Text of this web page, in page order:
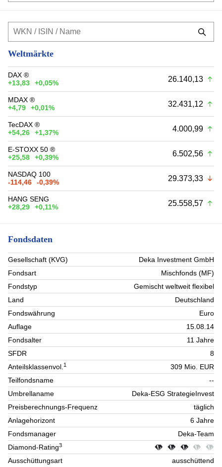
Weltmärkte
DAX ®
+13,83
+0,05% 26.140,13
MDAX ®
+4,79
+0,01% 32.431,12
TecDAX ®
+54,26
+1,37% 4.000,99
E-STOXX 50 ®
+25,58
+0,39% 6.502,56
NASDAQ 100
-114,46
-0,39% 29.373,33
HANG SENG
+28,29
+0,11% 25.558,57
Fondsdaten
Gesellschaft (KVG)
Deka Investment GmbH
Fondsart
Mischfonds (MF)
Fondstyp
Gemischt weltweit flexibel
Land
Deutschland
Fondswährung
Euro
Auflage
15.08.14
Fondsalter
11 Jahre
SFDR
8
Anteilsklassenvol.1
309 Mio. EUR
Teilfondsname
--
Umbrellaname
Deka-ESG StrategieInvest
Preisberechnungs-Frequenz
täglich
Anlagehorizont
6 Jahre
Fondsmanager
Deka-Team
Diamond-Rating3
Ausschüttungsart ausschüttend